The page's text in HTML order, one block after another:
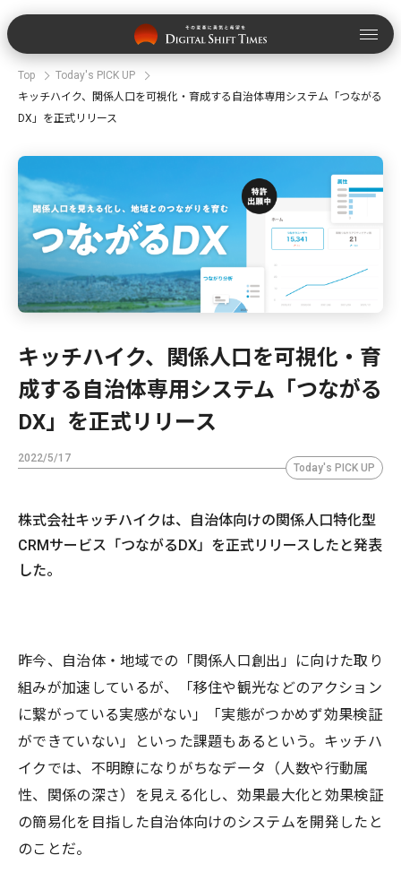
Top
Today's PICK UP
キッチハイク、関係人口を可視化・育成する自治体専用システム「つながる
DX」を正式リリース
キッチハイク、関係人口を可視化・育
成する自治体専用システム「つながる
DX」を正式リリース
2022/5/17
Today's PICK UP
株式会社キッチハイクは、自治体向けの関係人口特化型
CRMサービス「つながるDX」を正式リリースしたと発表
した。
昨今、自治体・地域での「関係人口創出」に向けた取り
組みが加速しているが、「移住や観光などのアクション
に繋がっている実感がない」「実態がつかめず効果検証
ができていない」といった課題もあるという。キッチハ
イクでは、不明瞭になりがちなデータ（人数や行動属
性、関係の深さ）を見える化し、効果最大化と効果検証
の簡易化を目指した自治体向けのシステムを開発したと
のことだ。